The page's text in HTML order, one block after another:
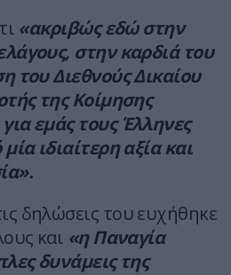
«ακριβώς εδώ στην
στην καρδιά του
του Διεθνούς Δικαίου
της Κοίμησης
εμάς τους Έλληνες
ιδιαίτερη αξία και
δηλώσεις του ευχήθηκε
και «η Παναγία
δυνάμεις της